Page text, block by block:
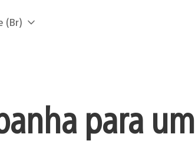
(Br)
para um